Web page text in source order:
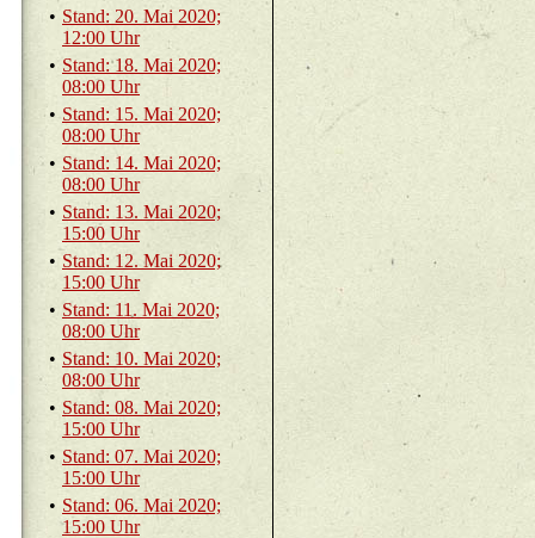
• Stand: 20. Mai 2020;
12:00 Uhr
• Stand: 18. Mai 2020;
08:00 Uhr
• Stand: 15. Mai 2020;
08:00 Uhr
• Stand: 14. Mai 2020;
08:00 Uhr
• Stand: 13. Mai 2020;
15:00 Uhr
• Stand: 12. Mai 2020;
15:00 Uhr
• Stand: 11. Mai 2020;
08:00 Uhr
• Stand: 10. Mai 2020;
08:00 Uhr
• Stand: 08. Mai 2020;
15:00 Uhr
• Stand: 07. Mai 2020;
15:00 Uhr
• Stand: 06. Mai 2020;
15:00 Uhr